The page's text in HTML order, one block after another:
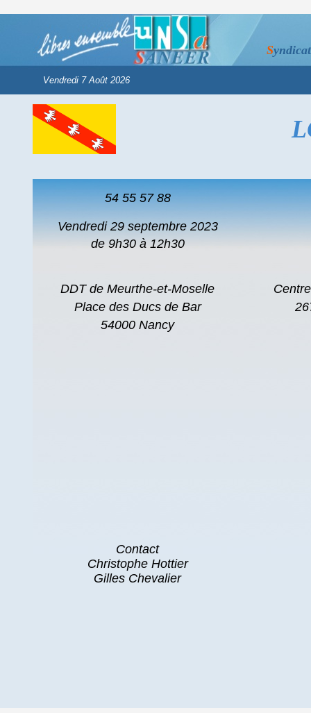
Contact
Christophe Hottier
Gilles Chevalier
54 55 57 88
Vendredi 29 septembre 2023
de 9h30 à 12h30
DDT de Meurthe-et-Moselle
Place des Ducs de Bar
54000 Nancy
S